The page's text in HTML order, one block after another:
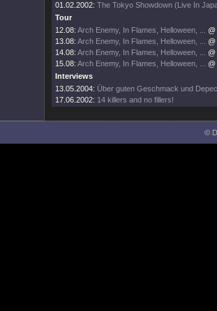
01.02.2002: The Tokyo Showdown (Live In
Tour
12.08: Arch Enemy, In Flames, Helloween, ...
13.08: Arch Enemy, In Flames, Helloween, ...
14.08: Arch Enemy, In Flames, Helloween, ...
15.08: Arch Enemy, In Flames, Helloween, ...
Interviews
13.05.2004: Über guten Geschmack und
17.06.2002: 14 killers and no fillers!
©